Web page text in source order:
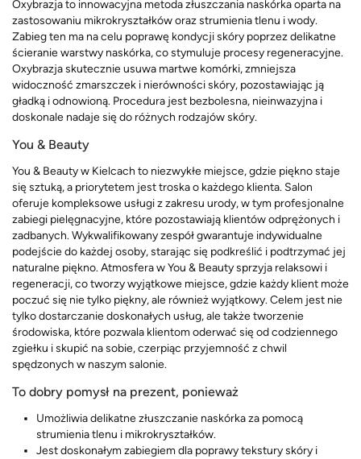
Oxybrazja to innowacyjna metoda złuszczania naskórka oparta na
zastosowaniu mikrokryształków oraz strumienia tlenu i wody.
Zabieg ten ma na celu poprawę kondycji skóry poprzez delikatne
ścieranie warstwy naskórka, co stymuluje procesy regeneracyjne.
Oxybrazja skutecznie usuwa martwe komórki, zmniejsza
widoczność zmarszczek i nierówności skóry, pozostawiając ją
gładką i odnowioną. Procedura jest bezbolesna, nieinwazyjna i
doskonale nadaje się do różnych rodzajów skóry.
You & Beauty
You & Beauty w Kielcach to niezwykłe miejsce, gdzie piękno staje
się sztuką, a priorytetem jest troska o każdego klienta. Salon
oferuje kompleksowe usługi z zakresu urody, w tym profesjonalne
zabiegi pielęgnacyjne, które pozostawiają klientów odprężonych i
zadbanych. Wykwalifikowany zespół gwarantuje indywidualne
podejście do każdej osoby, starając się podkreślić i podtrzymać jej
naturalne piękno. Atmosfera w You & Beauty sprzyja relaksowi i
regeneracji, co tworzy wyjątkowe miejsce, gdzie każdy klient może
poczuć się nie tylko piękny, ale również wyjątkowy. Celem jest nie
tylko dostarczanie doskonałych usług, ale także tworzenie
środowiska, które pozwala klientom oderwać się od codziennego
zgiełku i skupić na sobie, czerpiąc przyjemność z chwil
spędzonych w naszym salonie.
To dobry pomysł na prezent, ponieważ
Umożliwia delikatne złuszczanie naskórka za pomocą
strumienia tlenu i mikrokryształków.
Jest doskonałym zabiegiem dla poprawy tekstury skóry i